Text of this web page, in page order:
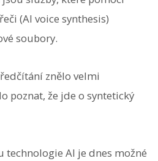
(AI voice synthesis)
soubory.
znělo velmi
poznat, že jde o syntetický
technologie AI je dnes možné